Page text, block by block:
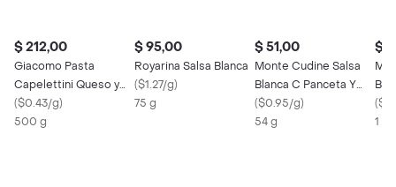
$ 212,00
Giacomo Pasta
Capelettini Queso y
Jamón
($0.43/g)
500 g
$ 95,00
Royarina Salsa Blanca
($1.27/g)
75 g
$ 51,00
Monte Cudine Salsa
Blanca C Panceta Y
Cebollla 54
($0.95/g)
54 g
$
(
1 X